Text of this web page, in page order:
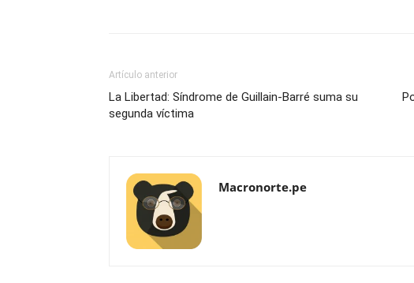
Artículo anterior
La Libertad: Síndrome de Guillain-Barré suma su
segunda víctima
Macronorte.pe